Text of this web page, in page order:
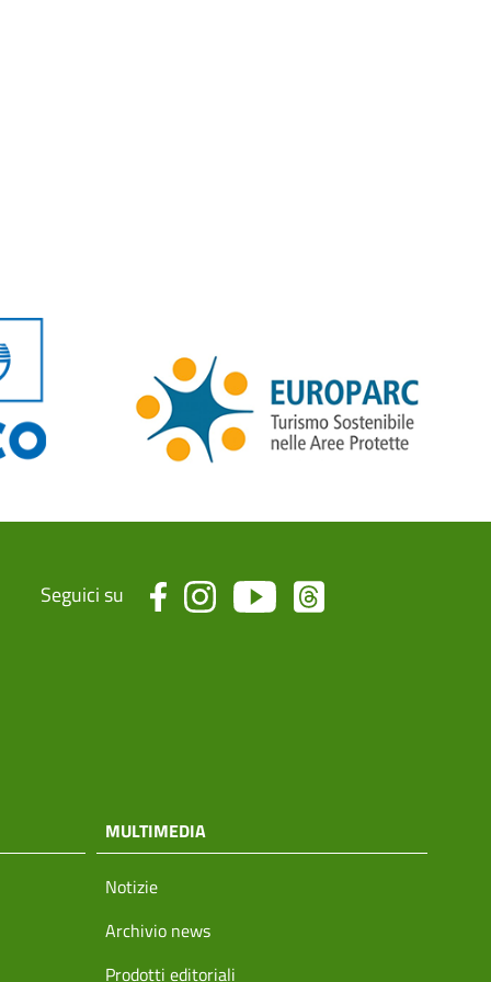
Seguici su
MULTIMEDIA
Notizie
Archivio news
Prodotti editoriali